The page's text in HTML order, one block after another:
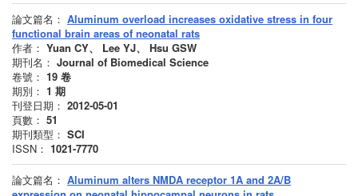
論文篇名： Aluminum overload increases oxidative stress in four
functional brain areas of neonatal rats
作者： Yuan CY、 Lee YJ、 Hsu GSW
期刊名： Journal of Biomedical Science
卷號： 19 卷
期別： 1 期
刊登日期： 2012-05-01
頁數： 51
期刊類型： SCI
ISSN： 1021-7770
論文篇名： Aluminum alters NMDA receptor 1A and 2A/B